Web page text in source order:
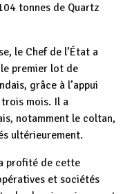
tonnes de Quartz
le Chef de l’État a
premier lot de
grâce à l’appui
trois mois. Il a
notamment le coltan,
ultérieurement.
profité de cette
et sociétés